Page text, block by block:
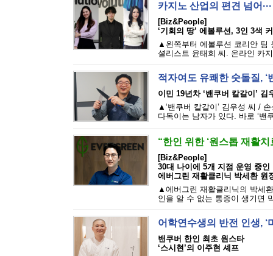
카지노 산업의 편견 넘어
[Biz&People]
‘기회의 땅’ 에볼루션, 3인 3색
▲왼쪽부터 에볼루션 코리안 팀
셜리스트 윤태희 씨. 온라인 카
적자여도 유쾌한 숫돌질,
이민 19년차 ‘밴쿠버 칼갈이’ 김
▲‘밴쿠버 칼갈이’ 김우성 씨 /
다독이는 남자가 있다. 바로 ‘밴
“한인 위한 ‘원스톱 재활
[Biz&People]
30대 나이에 5개 지점 운영 중인
에버그린 재활클리닉 박세환 원
▲에버그린 재활클리닉의 박세
인을 알 수 없는 통증이 생기면
어학연수생의 반전 인생, ‘
밴쿠버 한인 최초 원스타
‘스시현’의 이주현 셰프